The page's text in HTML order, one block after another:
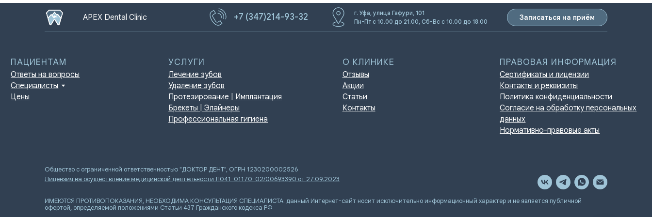
APEX Dental Clinic +7 (347)214-93-32
г. Уфа, улица Гафури, 101
Пн-Пт с 10.00 до 21.00, Сб-Вс с 10.00 до 18.00
Записаться на приём
ПАЦИЕНТАМ
Цены
УСЛУГИ
Протезирование | Имплантация
Брекеты | Элайнеры
Профессиональная гигиена
О КЛИНИКЕ ПРАВОВАЯ ИНФОРМАЦИЯ
Политика конфиденциальности
Согласие на обработку персональных
Нормативно-правовые акты
Общество с ограниченной ответственностью "ДОКТОР ДЕНТ", ОГРН 1230200002526
Лицензия на осуществление медицинской деятельности Л041-01170-02/00693390 от 27.09.2023
ИМЕЮТСЯ ПРОТИВОПОКАЗАНИЯ, НЕОБХОДИМА КОНСУЛЬТАЦИЯ СПЕЦИАЛИСТА. данный Интернет-сайт носит исключительно информационный характер и не является публичной
офертой, определяемой положениями Статьи 437 Гражданского кодекса РФ